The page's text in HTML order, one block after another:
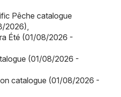
Pêche catalogue
2026),
Été (01/08/2026 -
(01/08/2026 -
catalogue (01/08/2026 -